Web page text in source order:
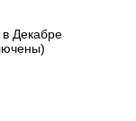
Декабре